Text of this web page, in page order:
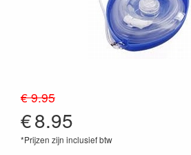
€ 9.95
€8.95
*Prijzen zijn inclusief btw